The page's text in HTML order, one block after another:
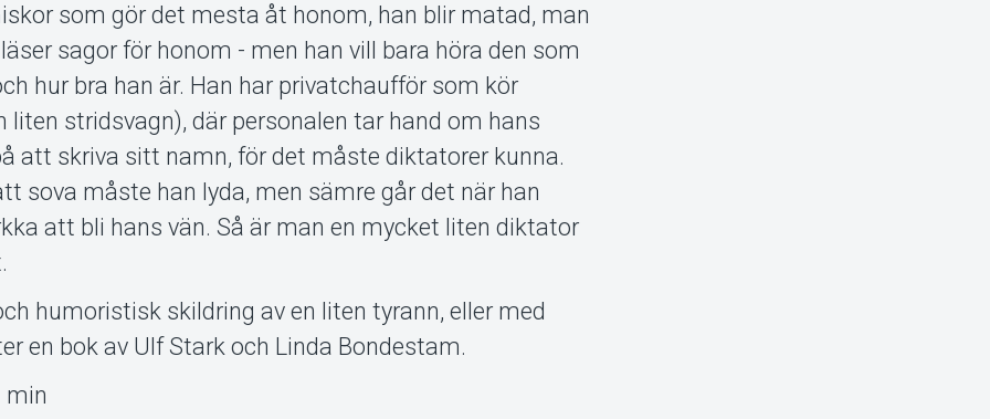
som gör det mesta åt honom, han blir matad, man
sagor för honom - men han vill bara höra den som
hur bra han är. Han har privatchaufför som kör
liten stridsvagn), där personalen tar hand om hans
att skriva sitt namn, för det måste diktatorer kunna.
sova måste han lyda, men sämre går det när han
att bli hans vän. Så är man en mycket liten diktator
humoristisk skildring av en liten tyrann, eller med
en bok av Ulf Stark och Linda Bondestam.
min